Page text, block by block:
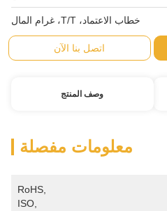
خطاب الاعتماد، T/T، غرام المال
اتصل بنا الآن
وصف المنتج
معلومات مفصلة
RoHS,
ISO,